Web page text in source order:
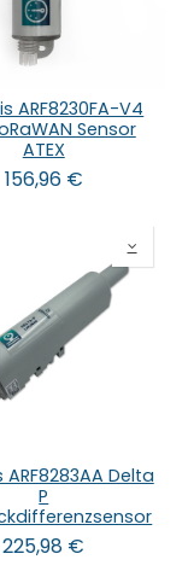
ARF8230FA-V4
Sensor
ATEX
156,96€
Delta
P
225,98 €